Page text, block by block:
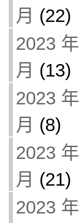
月 (22)
2023
月 (13)
2023
月 (8)
2023
月 (21)
2023